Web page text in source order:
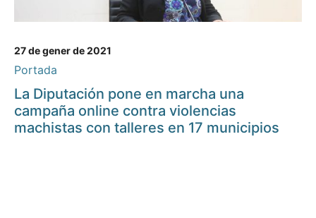
27 de gener de 2021
Portada
La Diputación pone en marcha una
campaña online contra violencias
machistas con talleres en 17 municipios